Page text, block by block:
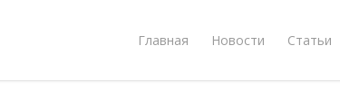
Главная Новости Статьи